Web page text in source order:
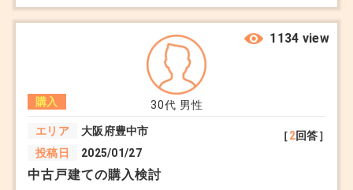
記載がありました。 借地の期間が記載されていたので
すが、このマンションはかなりの総戸数があります。
この場合、この期間までに全員が必ず退去しなければい
けないのでしょうか。 期間が迫ってきたら、どのよう
な流れになるのでしょうか。 またこのような物件を購
入するメリットデメリットについても教えてください。
30代 男性
購入
エリア
大阪府豊中市
投稿日
2025/01/27
［2回答］
1134 view
中古戸建ての購入検討